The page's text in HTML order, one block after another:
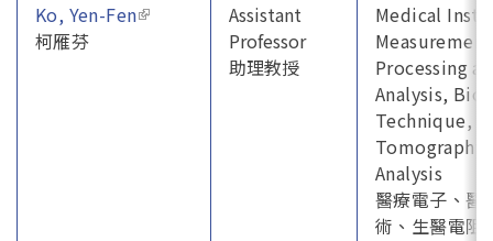
Ko, Yen-Fen(link is external)
柯雁芬
Assistant
Professor
助理教授
Medical
Processing
Analysis,
Technique,
Tomography
Analysis
醫療電子、醫
術、生醫電阻